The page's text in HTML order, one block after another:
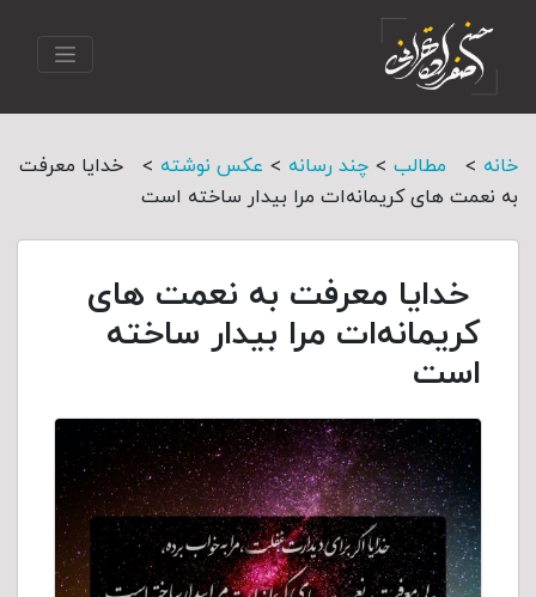
خانه > مطالب > چند رسانه > عکس نوشته >
خدایا معرفت
به نعمت هاى کریمانه‌ات مرا بیدار ساخته است
خدایا معرفت به نعمت هاى
کریمانه‌ات مرا بیدار ساخته
است